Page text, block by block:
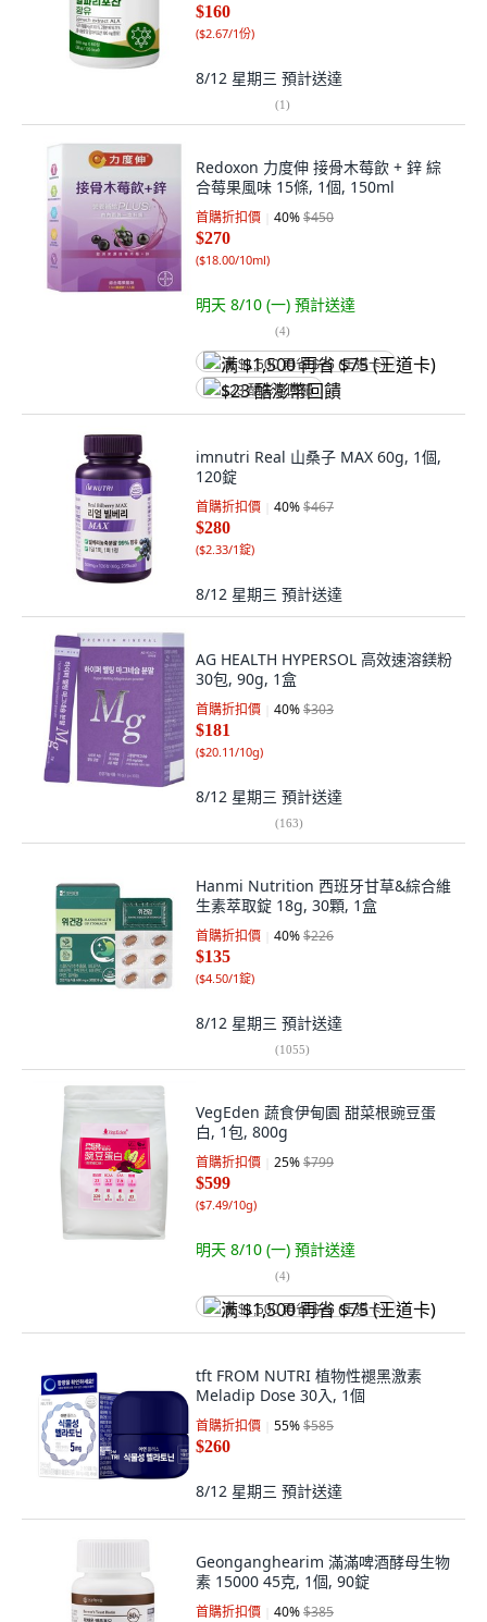
$160
($2.67/1份)
8/12 星期三 預計送達
(1)
Redoxon 力度伸 接骨木莓飲 + 鋅 綜
合莓果風味 15條, 1個, 150ml
首購折扣價 40%$450
$270
($18.00/10ml)
明天 8/10 (一) 預計送達
(4)
满 $1,500 再省 $75 (王道卡)
$23 酷澎幣回饋
imnutri Real 山桑子 MAX 60g, 1個,
120錠
首購折扣價 40%$467
$280
($2.33/1錠)
8/12 星期三 預計送達
AG HEALTH HYPERSOL 高效速溶鎂粉
30包, 90g, 1盒
首購折扣價 40%$303
$181
($20.11/10g)
8/12 星期三 預計送達
(163)
Hanmi Nutrition 西班牙甘草&綜合維
生素萃取錠 18g, 30顆, 1盒
首購折扣價 40%$226
$135
($4.50/1錠)
8/12 星期三 預計送達
(1055)
VegEden 蔬食伊甸園 甜菜根豌豆蛋
白, 1包, 800g
首購折扣價 25%$799
$599
($7.49/10g)
明天 8/10 (一) 預計送達
(4)
满 $1,500 再省 $75 (王道卡)
tft FROM NUTRI 植物性褪黑激素
Meladip Dose 30入, 1個
首購折扣價 55%$585
$260
8/12 星期三 預計送達
Geonganghearim 滿滿啤酒酵母生物
素 15000 45克, 1個, 90錠
首購折扣價 40%$385